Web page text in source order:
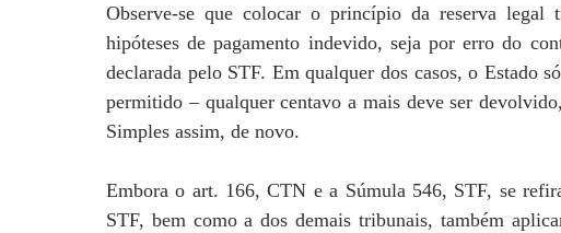
Observe-se que colocar o princípio da reserva legal
hipóteses de pagamento indevido, seja por erro do
declarada pelo STF. Em qualquer dos casos, o Estado
permitido – qualquer centavo a mais deve ser
Simples assim, de novo.
Embora o art. 166, CTN e a Súmula 546, STF, se
STF, bem como a dos demais tribunais, também